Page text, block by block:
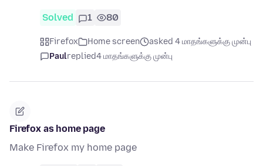
Solved 1 80
Firefox Home screen
asked 4 மாதங்களுக்கு முன்பு
Paulreplied4 மாதங்களுக்கு முன்பு
Firefox as home page
Make Firefox my home page